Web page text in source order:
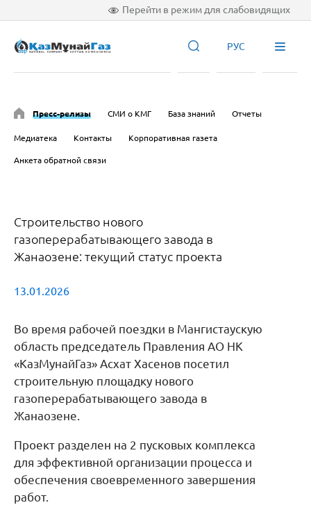
Перейти в режим для слабовидящих
РУС
Пресс-релизы СМИ о КМГ База знаний Отчеты
Медиатека Контакты Корпоративная газета
Анкета обратной связи
Строительство нового
газоперерабатывающего завода в
Жанаозене: текущий статус проекта
13.01.2026
Во время рабочей поездки в Мангистаускую
область председатель Правления АО НК
«КазМунайГаз» Асхат Хасенов посетил
строительную площадку нового
газоперерабатывающего завода в
Жанаозене.
Проект разделен на 2 пусковых комплекса
для эффективной организации процесса и
обеспечения своевременного завершения
работ.